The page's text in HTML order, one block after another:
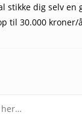
stikke dig selv en
til 30.000 kroner/